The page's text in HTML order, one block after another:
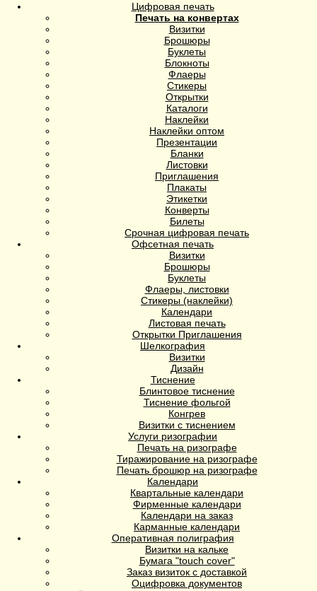
Цифровая печать
Печать на конвертах
Визитки
Брошюры
Буклеты
Блокноты
Флаеры
Стикеры
Открытки
Каталоги
Наклейки
Наклейки оптом
Презентации
Бланки
Листовки
Приглашения
Плакаты
Этикетки
Конверты
Билеты
Срочная цифровая печать
Офсетная печать
Визитки
Брошюры
Буклеты
Флаеры, листовки
Стикеры (наклейки)
Календари
Листовая печать
Открытки Приглашения
Шелкография
Визитки
Дизайн
Тиснение
Блинтовое тиснение
Тиснение фольгой
Конгрев
Визитки с тиснением
Услуги ризографии
Печать на ризографе
Тиражирование на ризографе
Печать брошюр на ризографе
Календари
Квартальные календари
Фирменные календари
Календари на заказ
Карманные календари
Оперативная полиграфия
Визитки на кальке
Бумага "touch cover"
Заказ визиток с доставкой
Оцифровка документов